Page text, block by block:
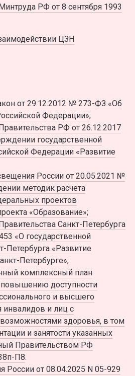
РФ от 8 сентября 1993
ЦЗН
от 29.12.2012 № 273-ФЗ «Об
Федерации»;
РФ от 26.12.2017
государственной
Федерации «Развитие
России от 20.05.2021 №
методик расчета
проектов
«Образование»;
Санкт-Петербурга
«О государственной
Петербурга «Развитие
Петербурге»;
комплексный план
доступности
и высшего
инвалидов и лиц с
здоровья, в том
и занятости указанных
Правительством РФ
П8.
России от 08.04.2025 N 05-929